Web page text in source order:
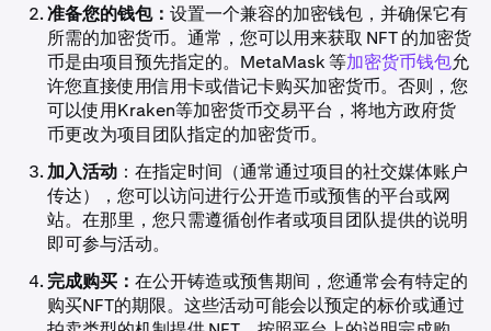
准备您的钱包：设置一个兼容的加密钱包，并确保它有
所需的加密货币。通常，您可以用来获取 NFT 的加密货
币是由项目预先指定的。MetaMask 等加密货币钱包允
许您直接使用信用卡或借记卡购买加密货币。否则，您
可以使用Kraken等加密货币交易平台，将地方政府货
币更改为项目团队指定的加密货币。
加入活动 ：在指定时间（通常通过项目的社交媒体账户
传达），您可以访问进行公开造币或预售的平台或网
站。在那里，您只需遵循创作者或项目团队提供的说明
即可参与活动。
完成购买：在公开铸造或预售期间，您通常会有特定的
购买NFT的期限。这些活动可能会以预定的标价或通过